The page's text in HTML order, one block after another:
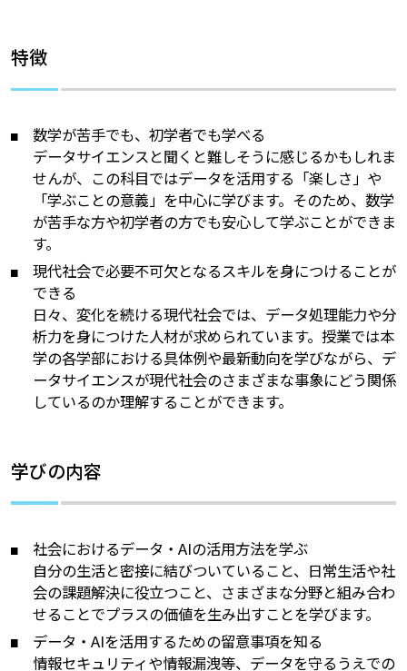
特徴
数学が苦手でも、初学者でも学べる
データサイエンスと聞くと難しそうに感じるかもしれま
せんが、この科目ではデータを活用する「楽しさ」や
「学ぶことの意義」を中心に学びます。そのため、数学
が苦手な方や初学者の方でも安心して学ぶことができま
す。
現代社会で必要不可欠となるスキルを身につけることが
できる
日々、変化を続ける現代社会では、データ処理能力や分
析力を身につけた人材が求められています。授業では本
学の各学部における具体例や最新動向を学びながら、デ
ータサイエンスが現代社会のさまざまな事象にどう関係
しているのか理解することができます。
学びの内容
社会におけるデータ・AIの活用方法を学ぶ
自分の生活と密接に結びついていること、日常生活や社
会の課題解決に役立つこと、さまざまな分野と組み合わ
せることでプラスの価値を生み出すことを学びます。
データ・AIを活用するための留意事項を知る
情報セキュリティや情報漏洩等、データを守るうえでの